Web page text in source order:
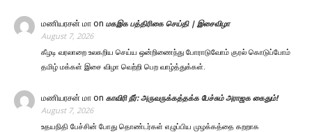
மணியரசன் மா on மகஇக பத்திரிகை செய்தி | இசைவிழா
August 7, 2026
கீழடி வரலாறை உலகறிய செய்ய ஒன்றிணைந்து போராடுவோம் குரல் கொடுப்போம்
தமிழ் மக்கள் இசை விழா வெற்றி பெற வாழ்த்துக்கள்.
மணியரசன் மா on காவிரி நீர்: அருவருக்கத்தக்க பேச்சும் அராஜக கைதும்!
August 7, 2026
உதயநிதி பேச்சின் போது தொண்டர்கள் எழுப்பிய முழக்கத்தை கறறாக